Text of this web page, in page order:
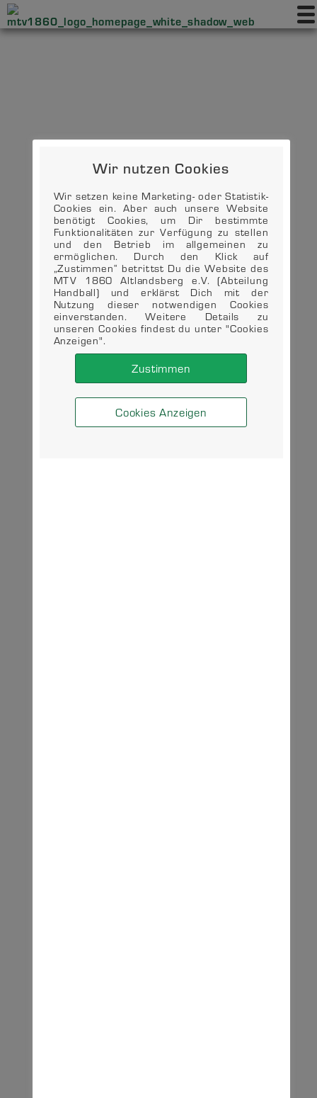
Wir nutzen Cookies
Wir setzen keine Marketing- oder Statistik-
Cookies ein. Aber auch unsere Website
benötigt Cookies, um Dir bestimmte
Funktionalitäten zur Verfügung zu stellen
und den Betrieb im allgemeinen zu
ermöglichen. Durch den Klick auf
„Zustimmen“ betrittst Du die Website des
MTV 1860 Altlandsberg e.V. (Abteilung
Handball) und erklärst Dich mit der
Nutzung dieser notwendigen Cookies
einverstanden. Weitere Details zu
unseren Cookies findest du unter "Cookies
Anzeigen".
Cookies Anzeigen
Zustimmen